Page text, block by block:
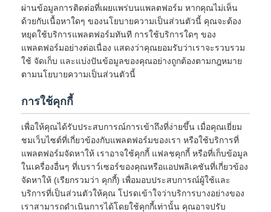
ผ่านข้อมูลการติดต่อที่เผยแพร่บนแพลตฟอร์ม หากคุณไม่เห็น
ด้วยกับเนื้อหาใดๆ ของนโยบายความเป็นส่วนตัวนี้ คุณจะต้อง
หยุดใช้บริการแพลตฟอร์มทันที การใช้บริการใดๆ ของ
แพลตฟอร์มอย่างต่อเนื่อง แสดงว่าคุณยอมรับว่าเราจะรวบรวม
ใช้ จัดเก็บ และแบ่งปันข้อมูลของคุณอย่างถูกต้องตามกฎหมาย
ตามนโยบายความเป็นส่วนตัวนี้
การใช้คุกกี้
เพื่อให้คุณได้รับประสบการณ์การเข้าถึงที่ง่ายขึ้น เมื่อคุณเยี่ยม
ชมเว็บไซต์ที่เกี่ยวข้องกับแพลตฟอร์มของเรา หรือใช้บริการที่
แพลตฟอร์มจัดหาให้ เราอาจใช้คุกกี้ แฟลชคุกกี้ หรือที่เก็บข้อมูล
ในเครื่องอื่นๆ ที่เบราว์เซอร์ของคุณหรือแอปพลิเคชันที่เกี่ยวข้อง
จัดหาให้ (เรียกรวมว่า คุกกี้) เพื่อมอบประสบการณ์ผู้ใช้และ
บริการที่เป็นส่วนตัวให้คุณ โปรดเข้าใจว่าบริการบางอย่างของ
เราสามารถดำเนินการได้โดยใช้คุกกี้เท่านั้น คุณอาจปรับ